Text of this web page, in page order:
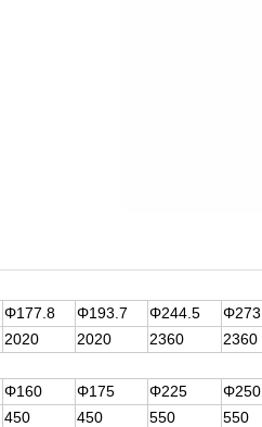
Φ177.8 Φ193.7 Φ244.5 Φ273
2020 2020 2360 2360
Φ160 Φ175 Φ225 Φ250
450 450 550 550